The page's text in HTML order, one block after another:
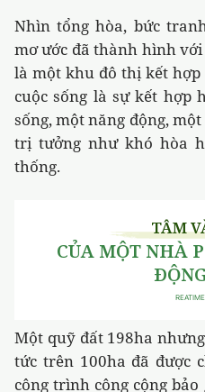
Nhìn tổng hòa, bức
mơ ước đã thành hình
là một khu đô thị kết
cuộc sống là sự kết hợp
sống, một năng động,
trị tưởng như khó hòa
thống.
Một quỹ đất 198ha
tức trên 100ha đã được
công trình công cộng